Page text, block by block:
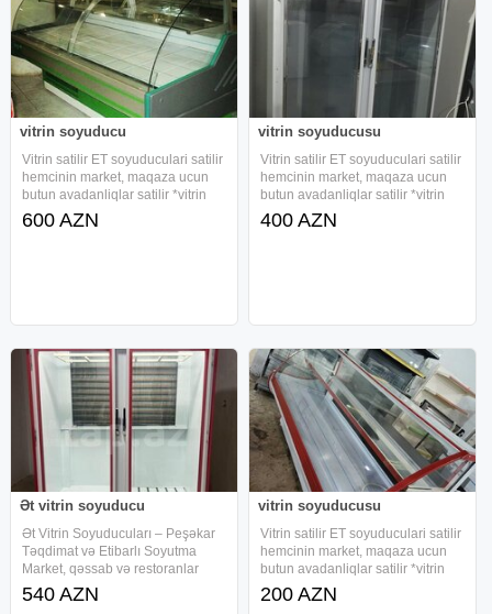
vitrin soyuducu
Vitrin satilir ET soyuduculari satilir
hemcinin market, maqaza ucun
butun avadanliqlar satilir *vitrin
soyuduculari* *su soyuducular*
*sirniyyat soyuduculari* Butun
600 AZN
vitrin soyuducusu
Vitrin satilir ET soyuduculari satilir
hemcinin market, maqaza ucun
butun avadanliqlar satilir *vitrin
soyuduculari* *su soyuducular*
*sirniyyat soyuduculari* Butun
400 AZN
Ət vitrin soyuducu
Ət Vitrin Soyuducuları – Peşəkar
Təqdimat və Etibarlı Soyutma
Market, qəssab və restoranlar
üçün nəzərdə tutulmuş ət vitrin
soyuducuları məhsulların
540 AZN
vitrin soyuducusu
Vitrin satilir ET soyuduculari satilir
hemcinin market, maqaza ucun
butun avadanliqlar satilir *vitrin
soyuduculari* *su soyuducular*
*sirniyyat soyuduculari* Butun
200 AZN